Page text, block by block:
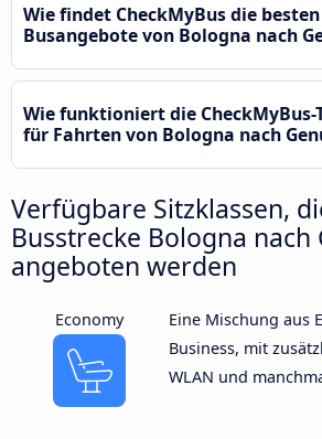
Wie findet CheckMyBus die besten
Busangebote von Bologna nach
Wie funktioniert die CheckMyBus-
für Fahrten von Bologna nach
Verfügbare Sitzklassen,
Busstrecke Bologna nach
angeboten werden
Economy
Eine Mischung aus
Business, mit
WLAN und